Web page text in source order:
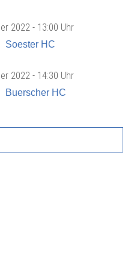
2022 - 13:00 Uhr
Soester HC
2022 - 14:30 Uhr
Buerscher HC